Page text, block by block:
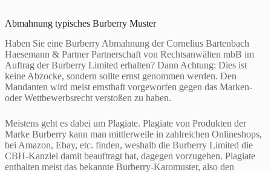
Abmahnung typisches Burberry Muster
Haben Sie eine Burberry Abmahnung der Cornelius Bartenbach
Haesemann & Partner Partnerschaft von Rechtsanwälten mbB im
Auftrag der Burberry Limited erhalten? Dann Achtung: Dies ist
keine Abzocke, sondern sollte ernst genommen werden. Den
Mandanten wird meist ernsthaft vorgeworfen gegen das Marken-
oder Wettbewerbsrecht verstoßen zu haben.
Meistens geht es dabei um Plagiate. Plagiate von Produkten der
Marke Burberry kann man mittlerweile in zahlreichen Onlineshops,
bei Amazon, Ebay, etc. finden, weshalb die Burberry Limited die
CBH-Kanzlei damit beauftragt hat, dagegen vorzugehen. Plagiate
enthalten meist das bekannte Burberry-Karomuster, also den